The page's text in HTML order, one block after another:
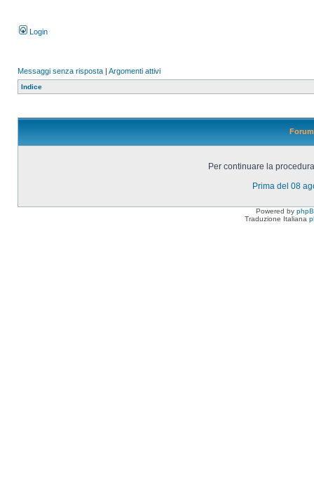
Login
Messaggi senza risposta | Argomenti attivi
Indice
Per continuare la
Prima del 08
Powered by
Traduzione Italiana